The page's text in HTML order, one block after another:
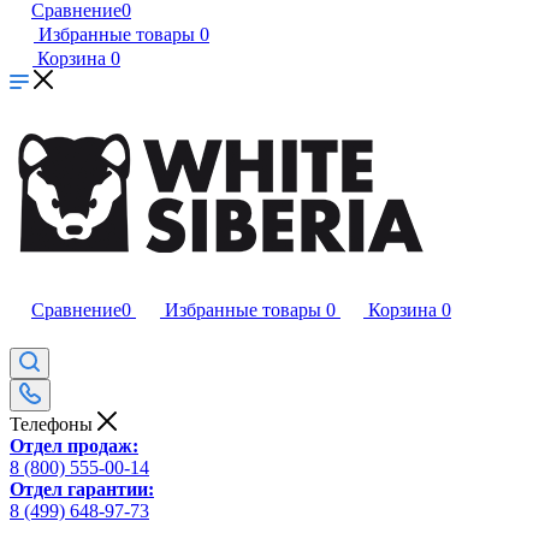
Сравнение0
Избранные товары 0
Корзина 0
Сравнение0 Избранные товары 0 Корзина 0
Телефоны
Отдел продаж:
8 (800) 555-00-14
Отдел гарантии:
8 (499) 648-97-73